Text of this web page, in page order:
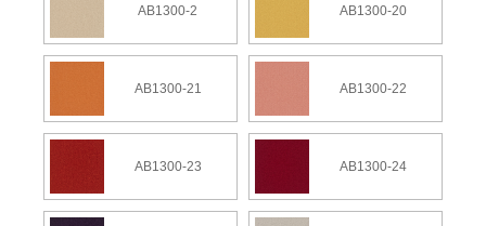
AB1300-2 AB1300-20
AB1300-21 AB1300-22
AB1300-23 AB1300-24